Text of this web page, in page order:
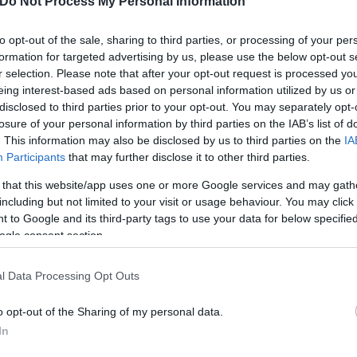
opt-out of the sale, sharing to third parties, or processing of your
for targeted advertising by us, please use the below opt-out
selection. Please note that after your opt-out request is processed
interest-based ads based on personal information utilized by us
to third parties prior to your opt-out. You may separately
of your personal information by third parties on the IAB’s list of
This information may also be disclosed by us to third parties on the
Participants that may further disclose it to other third parties.
that this website/app uses one or more Google services and may
but not limited to your visit or usage behaviour. You may
to Google and its third-party tags to use your data for below
consent section.
Data Processing Opt Outs
opt-out of the Sharing of my personal data.
θα μπορούσε να «πουληθεί» εύκολα στις
με ευρωπαϊκό αποτύπωμα. Ο Κυριάκος
και την αποδοχή που είχε ήδη σε
και η κατ’ ιδίαν επίσκεψη Πιερρακάκη στο
ως θεσμικό στοίχημα με υψηλή
να συγκεντρώνει στήριξη από Ισπανία, Εσθονία,
πλευρά, ο βαν Πέτεγκεμ παραδοσιακά